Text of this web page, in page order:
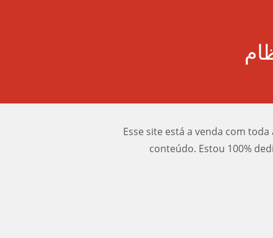
Esse site está a venda com
conteúdo. Estou 100%